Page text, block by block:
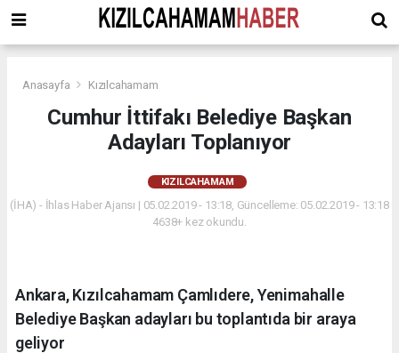
Anasayfa Kızılcahamam
Cumhur İttifakı Belediye Başkan
Adayları Toplanıyor
KIZILCAHAMAM
(İHA) - İhlas Haber Ajansı | 05.02.2019 - 13:18, Güncelleme: 05.02.2019 - 13:18
4638+ kez okundu.
Ankara, Kızılcahamam Çamlıdere, Yenimahalle
Belediye Başkan adayları bu toplantıda bir araya
geliyor